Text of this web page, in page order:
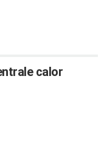
calor